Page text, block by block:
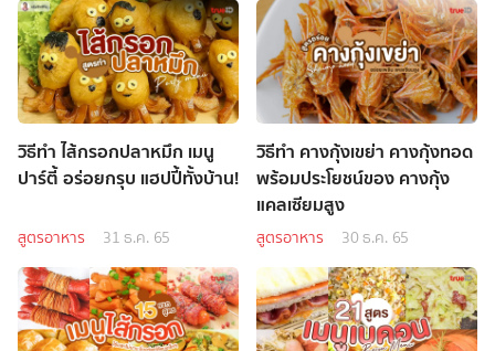
วิธีทำ ไส้กรอกปลาหมึก เมนู
ปาร์ตี้ อร่อยกรุบ แฮปปี้ทั้งบ้าน!
สูตรอาหาร 31 ธ.ค. 65
วิธีทำ คางกุ้งเขย่า คางกุ้งทอด
พร้อมประโยชน์ของ คางกุ้ง
แคลเซียมสูง
สูตรอาหาร 30 ธ.ค. 65